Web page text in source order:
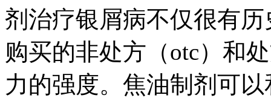
剂治疗银屑病不仅很有
购买的非处方（otc）和
力的强度。焦油制剂可